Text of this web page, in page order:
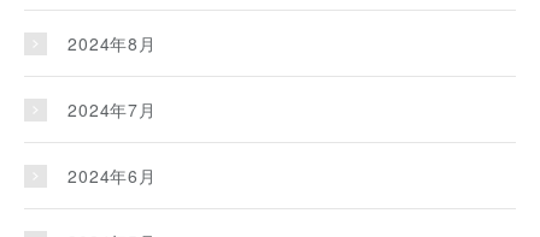
2024年8月
2024年7月
2024年6月